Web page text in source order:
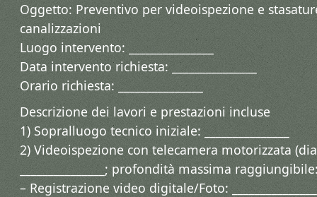
Oggetto: Preventivo per videoispezione e
canalizzazioni
Luogo intervento: _______________
Data intervento richiesta: _______________
Orario richiesta: _______________
Descrizione dei lavori e prestazioni incluse
1) Sopralluogo tecnico iniziale: _______________
2) Videoispezione con telecamera motorizzata
_______________; profondità massima raggiungibile:
– Registrazione video digitale/Foto: _______________